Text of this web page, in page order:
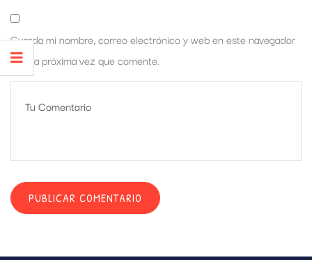
Guarda mi nombre, correo electrónico y web en este navegador
para la próxima vez que comente.